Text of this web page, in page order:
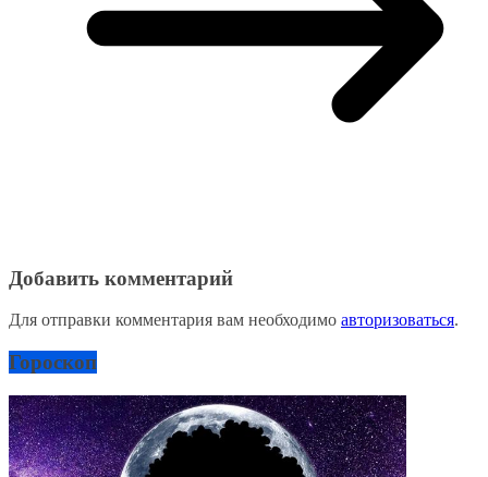
Добавить комментарий
Для отправки комментария вам необходимо авторизоваться.
Гороскоп